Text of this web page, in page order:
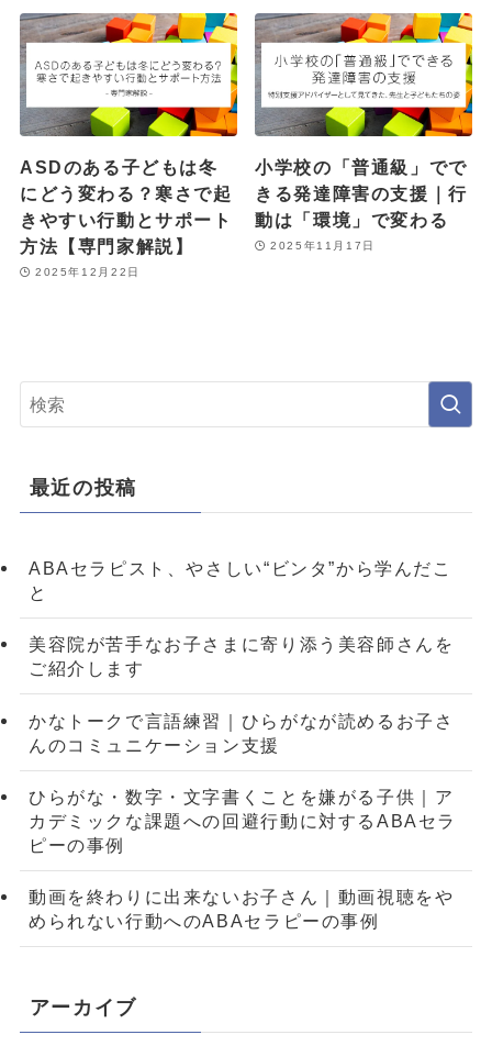
ASDのある子どもは冬
にどう変わる？寒さで起
きやすい行動とサポート
方法【専門家解説】
2025年12月22日
小学校の「普通級」でで
きる発達障害の支援｜行
動は「環境」で変わる
2025年11月17日
最近の投稿
ABAセラピスト、やさしい“ビンタ”から学んだこ
と
美容院が苦手なお子さまに寄り添う美容師さんを
ご紹介します
かなトークで言語練習｜ひらがなが読めるお子さ
んのコミュニケーション支援
ひらがな・数字・文字書くことを嫌がる子供｜ア
カデミックな課題への回避行動に対するABAセラ
ピーの事例
動画を終わりに出来ないお子さん｜動画視聴をや
められない行動へのABAセラピーの事例
アーカイブ